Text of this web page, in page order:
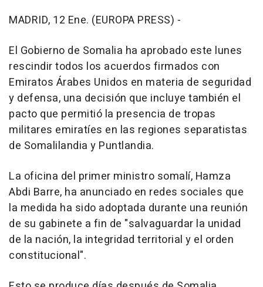
MADRID, 12 Ene. (EUROPA PRESS) -
El Gobierno de Somalia ha aprobado este lunes
rescindir todos los acuerdos firmados con
Emiratos Árabes Unidos en materia de seguridad
y defensa, una decisión que incluye también el
pacto que permitió la presencia de tropas
militares emiratíes en las regiones separatistas
de Somalilandia y Puntlandia.
La oficina del primer ministro somalí, Hamza
Abdi Barre, ha anunciado en redes sociales que
la medida ha sido adoptada durante una reunión
de su gabinete a fin de "salvaguardar la unidad
de la nación, la integridad territorial y el orden
constitucional".